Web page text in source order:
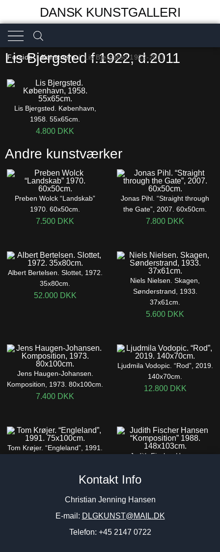
DANSK KUNSTGALLERI
Forside|Kunstnere|Lis Bjergsted 1922-2011
Lis Bjergsted f.1922, d.2011
Lis Bjergsted. København,
1958. 55x65cm.
4.800 DKK
Andre kunstværker
Preben Wolck “Landskab”
1970. 60x50cm.
7.500 DKK
Jonas Pihl. “Straight through
the Gate”, 2007. 60x50cm.
7.800 DKK
Albert Bertelsen. Slottet, 1972.
35x80cm.
52.000 DKK
Niels Nielsen. Skagen,
Sønderstrand, 1933.
37x61cm.
5.600 DKK
Jens Haugen-Johansen.
Komposition, 1973. 80x100cm.
7.400 DKK
Ljudmila Vodopic. “Rod”, 2019.
140x70cm.
12.800 DKK
Tom Krøjer. “Engleland”, 1991.
Judith Fischer Hansen
Kontakt Info
Christian Jenning Hansen
E-mail: DLGKUNST@MAIL.DK
Telefon: +45 2147 0722